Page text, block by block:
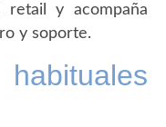
retail y acompaña
y soporte.